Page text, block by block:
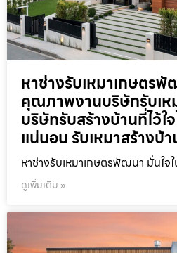
หาช่างรับเหมาเกษตรพั
คุณภาพงานบริษัทรับเห
บริษัทรับสร้างบ้านที่ไว้ใ
แน่นอน รับเหมาสร้างบ้
หาช่างรับเหมาเกษตรพัฒนา มั่นใ
ดูเพิ่มเติม »